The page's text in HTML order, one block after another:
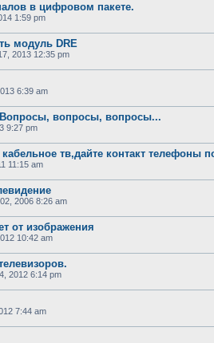
в цифровом пакете.
1:59 pm
модуль DRE
2013 12:35 pm
6:39 am
вопросы, вопросы...
9:27 pm
тв,дайте контакт телефоны
11:15 am
2006 8:26 am
от изображения
10:42 am
2012 6:14 pm
7:44 am